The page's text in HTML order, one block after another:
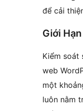
để cải
Giới
Kiểm soát
web
một
luôn nằm